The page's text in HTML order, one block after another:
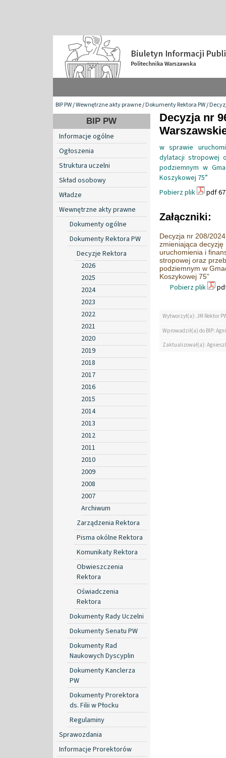
BIP PW/Wewnętrzne akty prawne/Dokumenty Rektora PW/
BIP PW
Informacje ogólne
Ogłoszenia
Struktura uczelni
Skład osobowy
Władze
Wewnętrzne akty prawne
Dokumenty ogólne
Dokumenty Rektora PW
Decyzje Rektora
2026
2025
2024
2023
2022
2021
2020
2019
2018
2017
2016
2015
2014
2013
2012
2011
2010
2009
2008
2007
Archiwum
Zarządzenia Rektora
Pisma okólne Rektora
Komunikaty Rektora
Obwieszczenia
Rektora
Oświadczenia
Rektora
Dokumenty Rady Uczelni
Dokumenty Senatu PW
Dokumenty Rad
Naukowych Dyscyplin
Dokumenty Kanclerza
PW
Dokumenty Prorektora
ds. Filii w Płocku
Regulaminy
Sprawozdania
Informacje Prorektorów
Decyzja nr
w sprawie
dylatacji stropowej
podziemnym w
Koszykowej 75”
Pobierz plik
pdf
Załączniki:
Decyzja nr 208/
zmieniająca
uruchomienia i
stropowej oraz
podziemnym w
Koszykowej 75”
Pobierz plik
Wytworzył(a): JM Rektor
Wprowadził(a) do BIP:
Zaktualizował(a):